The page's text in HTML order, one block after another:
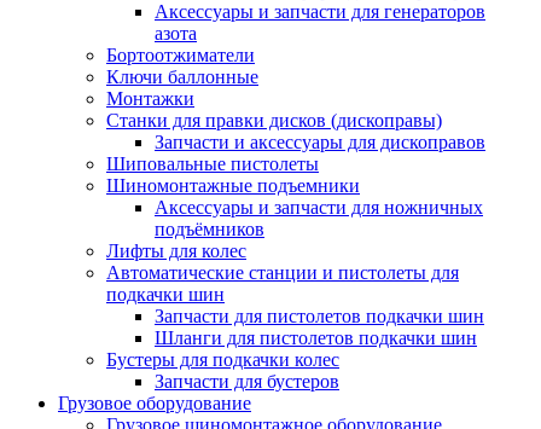
Аксессуары и запчасти для генераторов
азота
Бортоотжиматели
Ключи баллонные
Монтажки
Станки для правки дисков (дископравы)
Запчасти и аксессуары для дископравов
Шиповальные пистолеты
Шиномонтажные подъемники
Аксессуары и запчасти для ножничных
подъёмников
Лифты для колес
Автоматические станции и пистолеты для
подкачки шин
Запчасти для пистолетов подкачки шин
Шланги для пистолетов подкачки шин
Бустеры для подкачки колес
Запчасти для бустеров
Грузовое оборудование
Грузовое шиномонтажное оборудование